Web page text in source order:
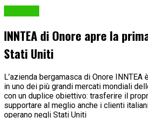
INNTEA di Onore apre la
Stati Uniti
L’azienda bergamasca di Onore INNTEA
in uno dei più grandi mercati mondiali
con un duplice obiettivo: trasferire il
supportare al meglio anche i clienti
operano negli Stati Uniti